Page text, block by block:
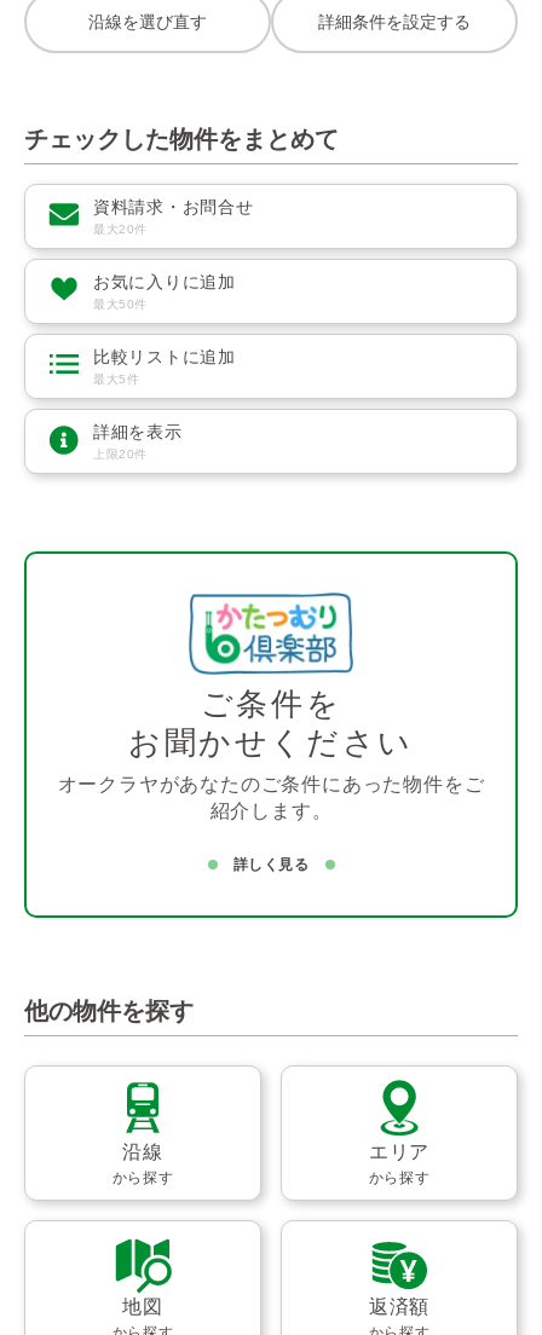
沿線を選び直す 詳細条件を設定する
チェックした物件をまとめて
資料請求・お問合せ
最大20件
お気に入りに追加
最大50件
比較リストに追加
最大5件
詳細を表示
上限20件
ご条件を
お聞かせください
オークラヤがあなたのご条件にあった物件をご
紹介します。
詳しく見る
他の物件を探す
沿線
から探す
エリア
から探す
地図 返済額